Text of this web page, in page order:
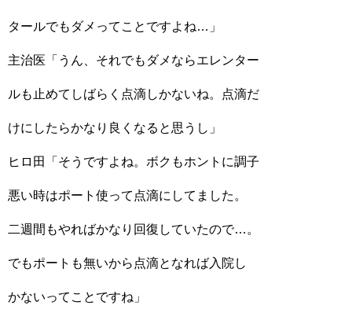
タールでもダメってことですよね…」
主治医「うん、それでもダメならエレンター
ルも止めてしばらく点滴しかないね。点滴だ
けにしたらかなり良くなると思うし」
ヒロ田「そうですよね。ボクもホントに調子
悪い時はポート使って点滴にしてました。
二週間もやればかなり回復していたので…。
でもポートも無いから点滴となれば入院し
かないってことですね」